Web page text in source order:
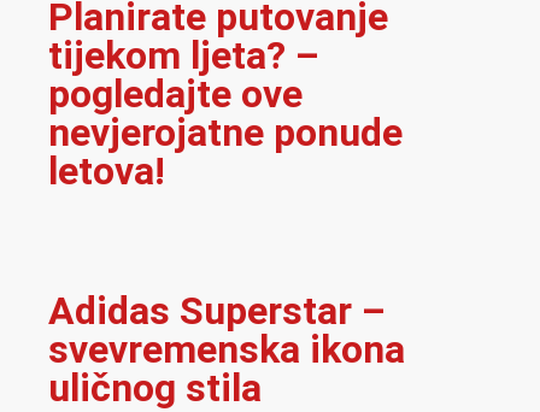
Planirate putovanje
tijekom ljeta? –
pogledajte ove
nevjerojatne ponude
letova!
Adidas Superstar –
svevremenska ikona
uličnog stila